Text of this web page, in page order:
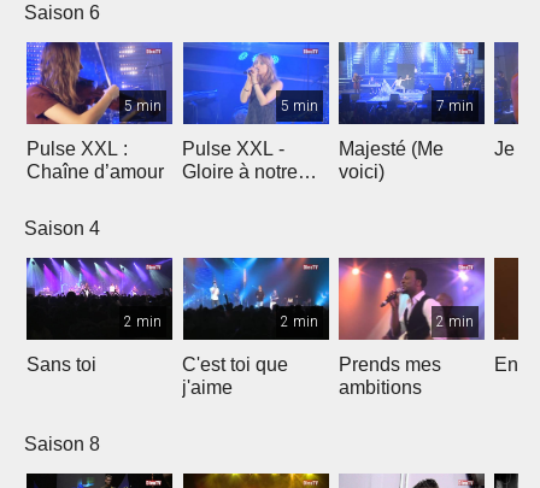
Saison 6
5 min
Pulse XXL :
Chaîne d’amour
5 min
Pulse XXL -
Gloire à notre
7 min
Majesté (Me
voici)
Je te
Saison 4
2 min
Sans toi
2 min
C'est toi que
j'aime
2 min
Prends mes
ambitions
Saison 8